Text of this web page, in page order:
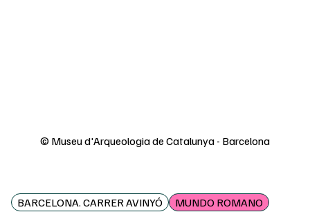
© Museu d'Arqueologia de Catalunya - Barcelona
BARCELONA. CARRER AVINYÓ MUNDO ROMANO